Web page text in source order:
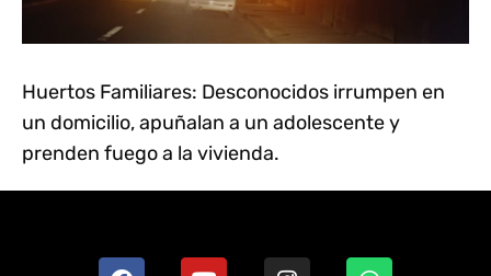
Huertos Familiares: Desconocidos irrumpen en
un domicilio, apuñalan a un adolescente y
prenden fuego a la vivienda.